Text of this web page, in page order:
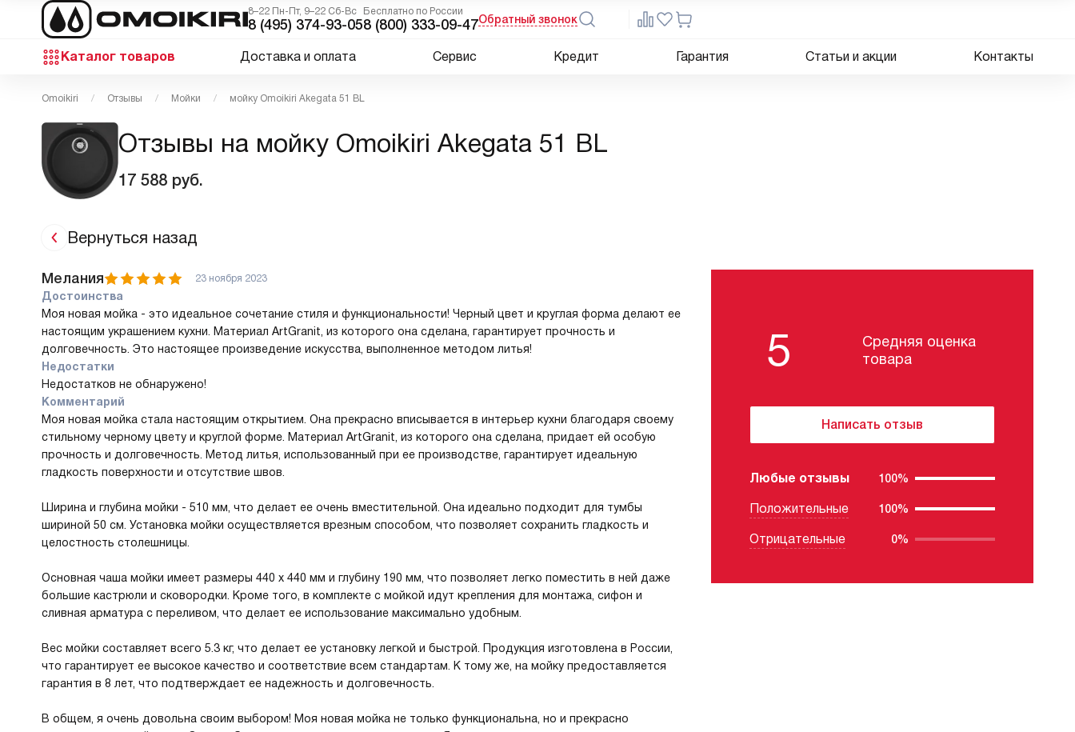
8–22 Пн-Пт, 9–22 Сб-Вс
8 (495) 374-93-05
Бесплатно по России
8 (800) 333-09-47Обратный звонок
Каталог товаров Доставка и оплата Сервис Кредит Гарантия Статьи и акции Контакты
Omoikiri Отзывы Мойки мойку Omoikiri Akegata 51 BL
Отзывы на мойку Omoikiri Akegata 51 BL
17 588 руб.
Вернуться назад
5
Средняя оценка
товара
Написать отзыв
Любые отзывы 100%
Положительные 100%
Отрицательные 0%
Мелания 23 ноября 2023
Достоинства
Моя новая мойка - это идеальное сочетание стиля и функциональности! Черный цвет и круглая форма делают ее
настоящим украшением кухни. Материал ArtGranit, из которого она сделана, гарантирует прочность и
долговечность. Это настоящее произведение искусства, выполненное методом литья!
Недостатки
Недостатков не обнаружено!
Комментарий
Моя новая мойка стала настоящим открытием. Она прекрасно вписывается в интерьер кухни благодаря своему
стильному черному цвету и круглой форме. Материал ArtGranit, из которого она сделана, придает ей особую
прочность и долговечность. Метод литья, использованный при ее производстве, гарантирует идеальную
гладкость поверхности и отсутствие швов.
Ширина и глубина мойки - 510 мм, что делает ее очень вместительной. Она идеально подходит для тумбы
шириной 50 см. Установка мойки осуществляется врезным способом, что позволяет сохранить гладкость и
целостность столешницы.
Основная чаша мойки имеет размеры 440 x 440 мм и глубину 190 мм, что позволяет легко поместить в ней даже
большие кастрюли и сковородки. Кроме того, в комплекте с мойкой идут крепления для монтажа, сифон и
сливная арматура с переливом, что делает ее использование максимально удобным.
Вес мойки составляет всего 5.3 кг, что делает ее установку легкой и быстрой. Продукция изготовлена в России,
что гарантирует ее высокое качество и соответствие всем стандартам. К тому же, на мойку предоставляется
гарантия в 8 лет, что подтверждает ее надежность и долговечность.
В общем, я очень довольна своим выбором! Моя новая мойка не только функциональна, но и прекрасно